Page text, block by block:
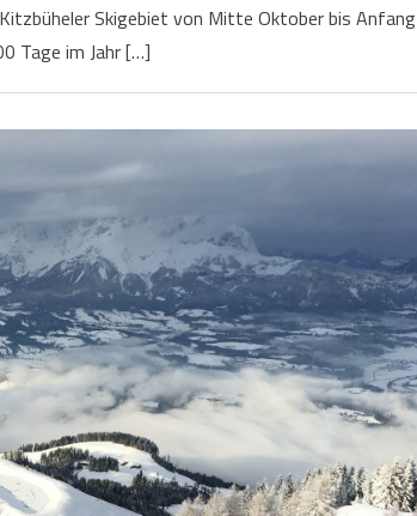
Skigebiet von Mitte Oktober bis Anfang
Tage im Jahr […]